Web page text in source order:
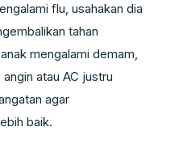
flu, usahakan dia
tahan
mengalami demam,
atau AC justru
agar
baik.